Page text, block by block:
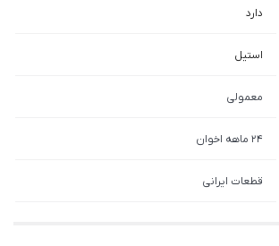
دارد
استیل
معمولی
۲۴ ماهه اخوان
قطعات ایرانی